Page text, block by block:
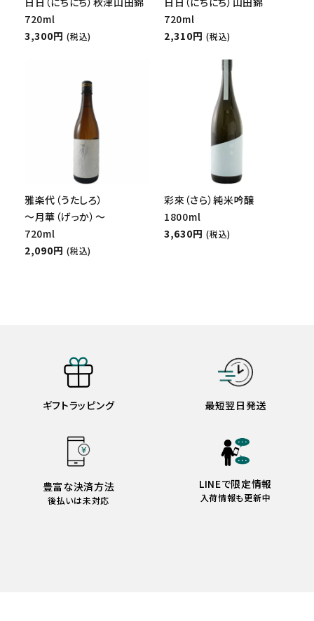
720ml
3,300円 (税込)
720ml
2,310円 (税込)
雅楽代（うたしろ）
～月華（げっか）～
720ml
2,090円 (税込)
彩來（さら）純米吟醸
1800ml
3,630円 (税込)
ギフトラッピング 最短翌日発送
豊富な決済方法
後払いは未対応
LINEで限定情報
入荷情報も更新中